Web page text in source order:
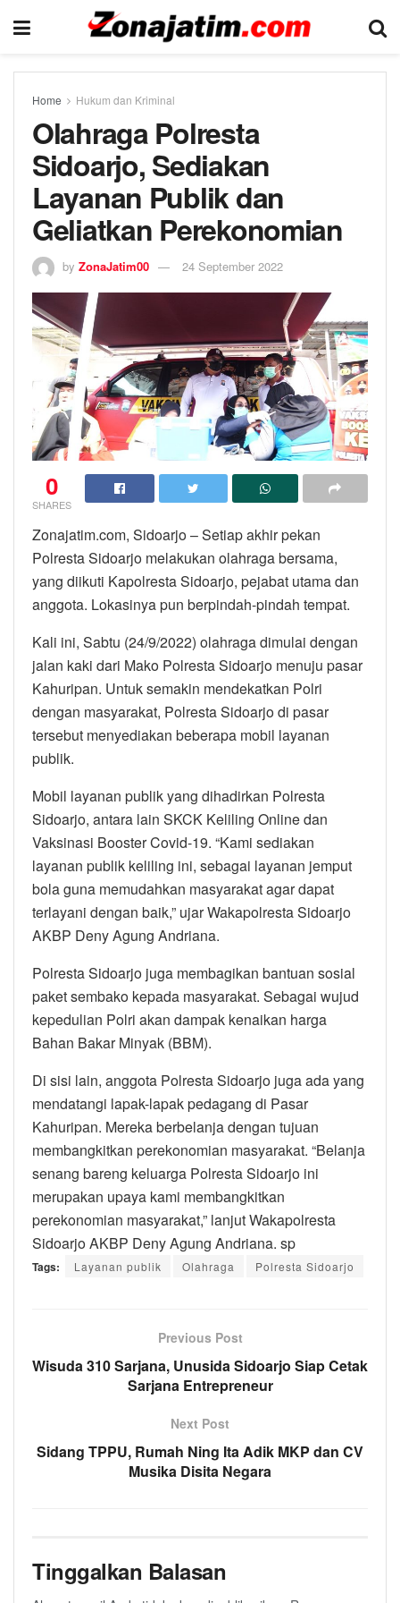
Home Hukum dan Kriminal
Olahraga Polresta
Sidoarjo, Sediakan
Layanan Publik dan
Geliatkan Perekonomian
by ZonaJatim00 24 September 2022
0
SHARES
Zonajatim.com, Sidoarjo – Setiap akhir pekan
Polresta Sidoarjo melakukan olahraga bersama,
yang diikuti Kapolresta Sidoarjo, pejabat utama dan
anggota. Lokasinya pun berpindah-pindah tempat.
Kali ini, Sabtu (24/9/2022) olahraga dimulai dengan
jalan kaki dari Mako Polresta Sidoarjo menuju pasar
Kahuripan. Untuk semakin mendekatkan Polri
dengan masyarakat, Polresta Sidoarjo di pasar
tersebut menyediakan beberapa mobil layanan
publik.
Mobil layanan publik yang dihadirkan Polresta
Sidoarjo, antara lain SKCK Keliling Online dan
Vaksinasi Booster Covid-19. “Kami sediakan
layanan publik keliling ini, sebagai layanan jemput
bola guna memudahkan masyarakat agar dapat
terlayani dengan baik,” ujar Wakapolresta Sidoarjo
AKBP Deny Agung Andriana.
Polresta Sidoarjo juga membagikan bantuan sosial
paket sembako kepada masyarakat. Sebagai wujud
kepedulian Polri akan dampak kenaikan harga
Bahan Bakar Minyak (BBM).
Di sisi lain, anggota Polresta Sidoarjo juga ada yang
mendatangi lapak-lapak pedagang di Pasar
Kahuripan. Mereka berbelanja dengan tujuan
membangkitkan perekonomian masyarakat. “Belanja
senang bareng keluarga Polresta Sidoarjo ini
merupakan upaya kami membangkitkan
perekonomian masyarakat,” lanjut Wakapolresta
Sidoarjo AKBP Deny Agung Andriana. sp
Tags: Layanan publik Olahraga Polresta Sidoarjo
Previous Post
Wisuda 310 Sarjana, Unusida Sidoarjo Siap Cetak
Sarjana Entrepreneur
Next Post
Sidang TPPU, Rumah Ning Ita Adik MKP dan CV
Musika Disita Negara
Tinggalkan Balasan